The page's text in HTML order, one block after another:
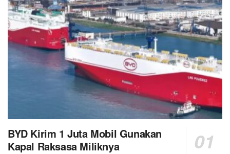
BYD Kirim 1 Juta Mobil Gunakan
Kapal Raksasa Miliknya